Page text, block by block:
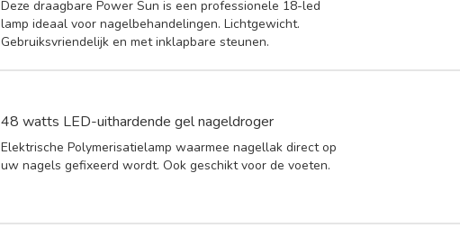
Deze draagbare Power Sun is een professionele 18-led
lamp ideaal voor nagelbehandelingen. Lichtgewicht.
Gebruiksvriendelijk en met inklapbare steunen.
48 watts LED-uithardende gel nageldroger
Elektrische Polymerisatielamp waarmee nagellak direct op
uw nagels gefixeerd wordt. Ook geschikt voor de voeten.